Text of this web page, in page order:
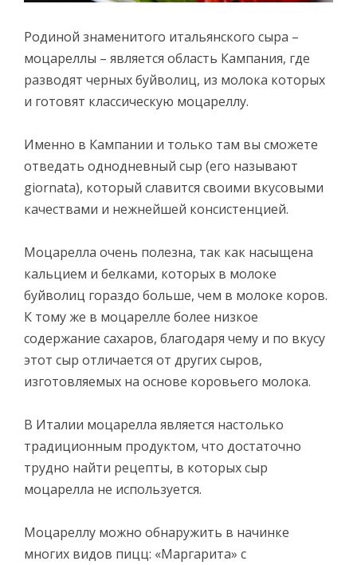
Родиной знаменитого итальянского сыра –
моцареллы – является область Кампания, где
разводят черных буйволиц, из молока которых
и готовят классическую моцареллу.
Именно в Кампании и только там вы сможете
отведать однодневный сыр (его называют
giornata), который славится своими вкусовыми
качествами и нежнейшей консистенцией.
Моцарелла очень полезна, так как насыщена
кальцием и белками, которых в молоке
буйволиц гораздо больше, чем в молоке коров.
К тому же в моцарелле более низкое
содержание сахаров, благодаря чему и по вкусу
этот сыр отличается от других сыров,
изготовляемых на основе коровьего молока.
В Италии моцарелла является настолько
традиционным продуктом, что достаточно
трудно найти рецепты, в которых сыр
моцарелла не используется.
Моцареллу можно обнаружить в начинке
многих видов пицц: «Маргарита» с